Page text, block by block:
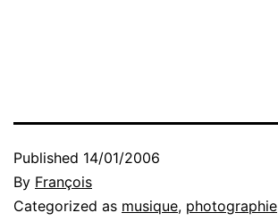
Published 14/01/2006
By François
Categorized as musique, photographie